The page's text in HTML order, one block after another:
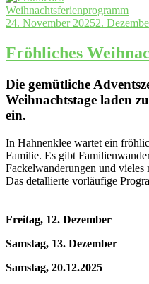
24. November 20252.
Fröhliches
Die gemütliche
Weihnachtstage laden
ein.
In Hahnenklee wartet ein
Familie. Es gibt
Fackelwanderungen und vieles
Das detallierte vorläufige
Freitag, 12. Dezember
Samstag, 13. Dezember
Samstag, 20.12.2025